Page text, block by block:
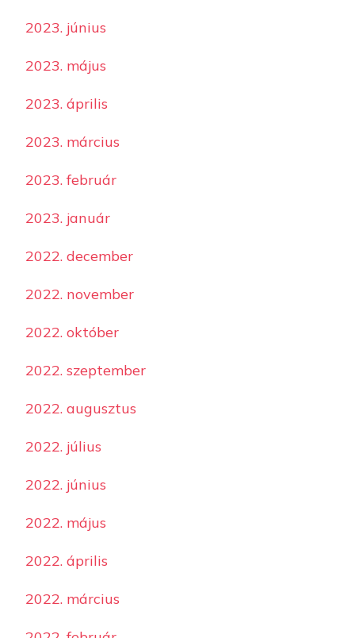
2023. június
2023. május
2023. április
2023. március
2023. február
2023. január
2022. december
2022. november
2022. október
2022. szeptember
2022. augusztus
2022. július
2022. június
2022. május
2022. április
2022. március